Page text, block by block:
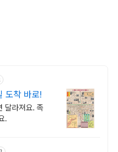
도착 바로!
달라져요. 족
.